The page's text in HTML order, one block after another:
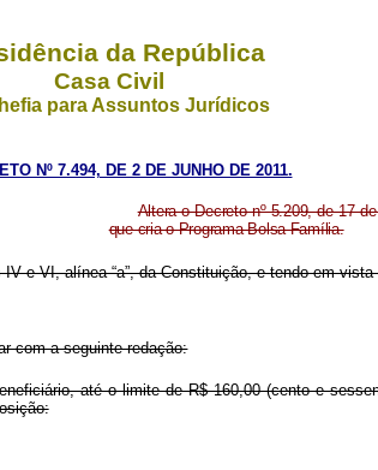
da República
Casa Civil
para Assuntos Jurídicos
Nº 7.494, DE 2 DE JUNHO DE 2011.
Altera o Decreto nº 5.209, de 17
que cria o Programa Bolsa Família.
e VI, alínea “a”, da Constituição, e tendo em
com a seguinte redação:
até o limite de R$ 160,00 (cento e